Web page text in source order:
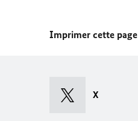
Imprimer cette page
X